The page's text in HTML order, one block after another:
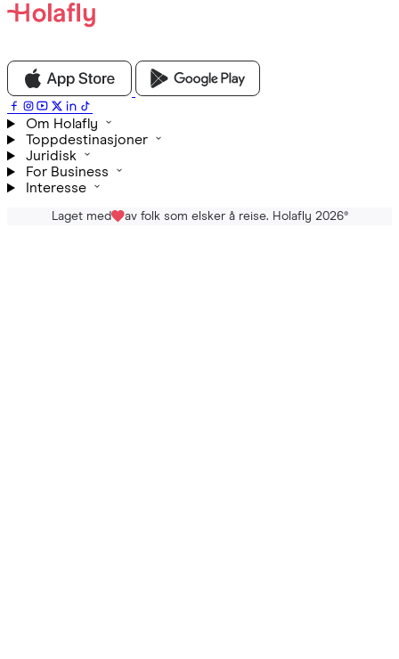
Om Holafly
Toppdestinasjoner
Juridisk
For Business
Interesse
Laget med av folk som elsker å reise. Holafly 2026®